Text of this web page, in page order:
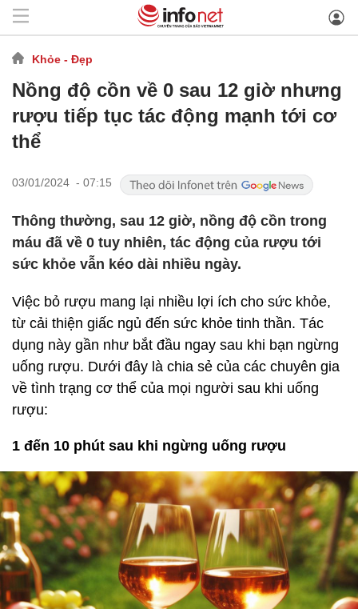
Khỏe - Đẹp
Nồng độ cồn về 0 sau 12 giờ nhưng
rượu tiếp tục tác động mạnh tới cơ
thể
03/01/2024 - 07:15
Thông thường, sau 12 giờ, nồng độ cồn trong
máu đã về 0 tuy nhiên, tác động của rượu tới
sức khỏe vẫn kéo dài nhiều ngày.
Việc bỏ rượu mang lại nhiều lợi ích cho sức khỏe,
từ cải thiện giấc ngủ đến sức khỏe tinh thần. Tác
dụng này gần như bắt đầu ngay sau khi bạn ngừng
uống rượu. Dưới đây là chia sẻ của các chuyên gia
về tình trạng cơ thể của mọi người sau khi uống
rượu:
1 đến 10 phút sau khi ngừng uống rượu